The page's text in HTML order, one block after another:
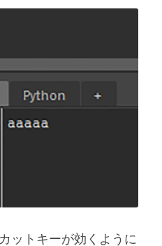
ットキーが効くように